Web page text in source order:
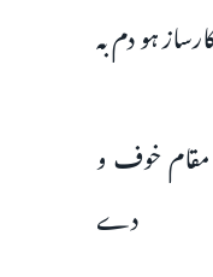
ہو دم بہ
مقام خوف و